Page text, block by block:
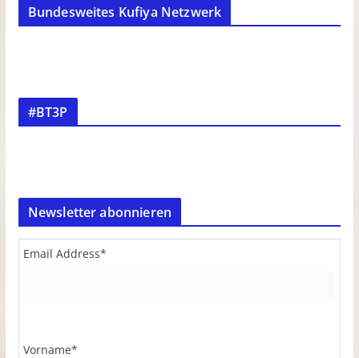
Bundesweites Kufiya Netzwerk
#BT3P
Newsletter abonnieren
Email Address*
Vorname*